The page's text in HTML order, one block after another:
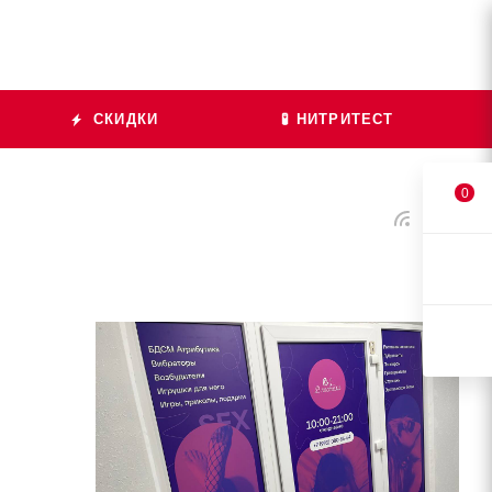
СКИДКИ 🧪 НИТРИТЕСТ
0